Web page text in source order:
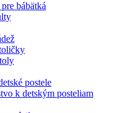
bábätká
postele
k detským posteliam